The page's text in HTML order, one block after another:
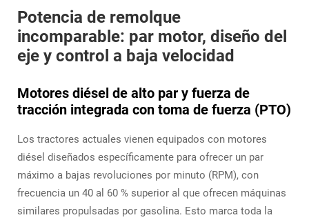
Potencia de remolque
incomparable: par motor, diseño del
eje y control a baja velocidad
Motores diésel de alto par y fuerza de
tracción integrada con toma de fuerza (PTO)
Los tractores actuales vienen equipados con motores
diésel diseñados específicamente para ofrecer un par
máximo a bajas revoluciones por minuto (RPM), con
frecuencia un 40 al 60 % superior al que ofrecen máquinas
similares propulsadas por gasolina. Esto marca toda la